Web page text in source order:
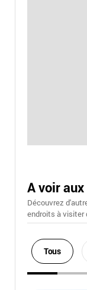
A voir
Découvrez
endroits à visiter
Tous